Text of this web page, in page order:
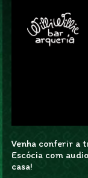
Venha conferir a
Escócia com
casa!